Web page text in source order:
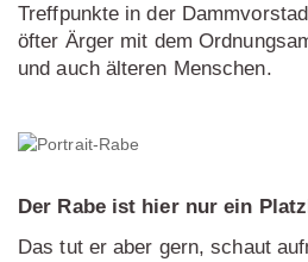
Treffpunkte in der
öfter Ärger mit dem
und auch älteren Menschen.
Der Rabe ist hier nur ein
Das tut er aber gern, schaut